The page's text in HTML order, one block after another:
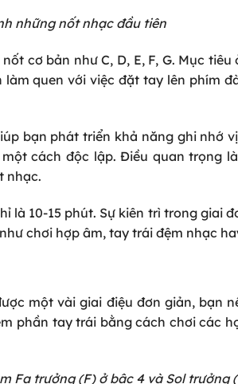
những nốt nhạc đầu tiên
cơ bản như C, D, E, F, G. Mục
quen với việc đặt tay lên phím
bạn phát triển khả năng ghi nhớ
cách độc lập. Điều quan trọng
nhạc.
10-15 phút. Sự kiên trì trong giai
chơi hợp âm, tay trái đệm nhạc
một vài giai điệu đơn giản, bạn
phần tay trái bằng cách chơi các
Fa trưởng (F) ở bậc 4 và Sol trưởng